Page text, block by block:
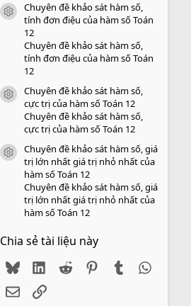
icon tài liệu
Chuyên đề khảo sát hàm số,
tính đơn điệu của hàm số Toán
12
Chuyên đề khảo sát hàm số,
tính đơn điệu của hàm số Toán
12
icon tài liệu
Chuyên đề khảo sát hàm số,
cực trị của hàm số Toán 12
Chuyên đề khảo sát hàm số,
cực trị của hàm số Toán 12
icon tài liệu
Chuyên đề khảo sát hàm số, giá
trị lớn nhất giá trị nhỏ nhất của
hàm số Toán 12
Chuyên đề khảo sát hàm số, giá
trị lớn nhất giá trị nhỏ nhất của
hàm số Toán 12
Chia sẻ tài liệu này
BlueskyLinkedIn
Reddit PinterestTumblr
EmailLink